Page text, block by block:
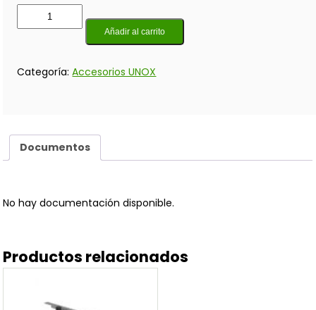
Añadir al carrito
Categoría:Accesorios UNOX
Documentos
No hay documentación disponible.
Productos relacionados